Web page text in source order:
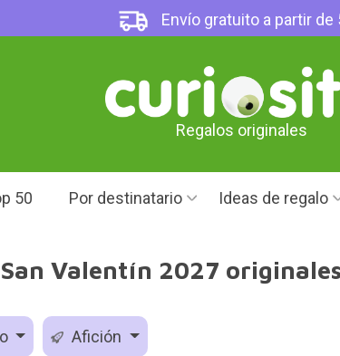
Envío gratuito a partir de
Regalos originales
50 Por destinatario Ideas de regalo
San Valentín 2027
Afición